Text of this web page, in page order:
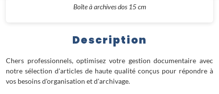
Boîte à archives dos 15 cm
Description
Chers professionnels, optimisez votre gestion documentaire avec
notre sélection d'articles de haute qualité conçus pour répondre à
vos besoins d'organisation et d'archivage.